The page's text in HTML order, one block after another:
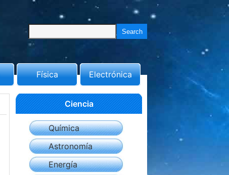
Física Electrónica
Ciencia
Química
Astronomía
Energía